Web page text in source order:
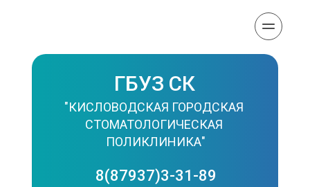
"КИСЛОВОДСКАЯ ГОРОДСКАЯ
СТОМАТОЛОГИЧЕСКАЯ
ПОЛИКЛИНИКА"
ГБУЗ СК
8(87937)3-31-89